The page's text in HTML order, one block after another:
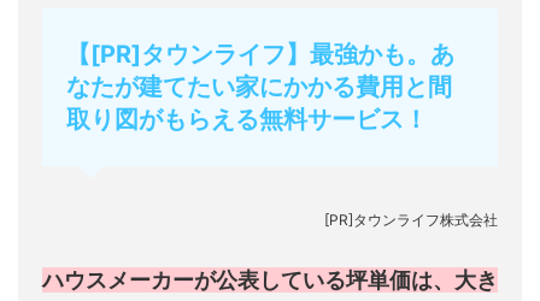
【[PR]タウンライフ】最強かも。あ
なたが建てたい家にかかる費用と間
取り図がもらえる無料サービス！
[PR]タウンライフ株式会社
ハウスメーカーが公表している坪単価は、大き